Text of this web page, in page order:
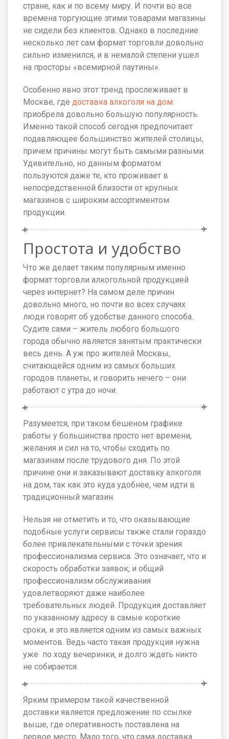
стране, как и по всему миру. И почти во все
времена торгующие этими товарами магазины
не сидели без клиентов. Однако в последние
несколько лет сам формат торговли довольно
сильно изменился, и в немалой степени ушел
на просторы «всемирной паутины».
Особенно явно этот тренд прослеживает в
Москве, где доставка алкоголя на дом
приобрела довольно большую популярность.
Именно такой способ сегодня предпочитает
подавляющее большинство жителей столицы,
причем причины могут быть самыми разными.
Удивительно, но данным форматом
пользуются даже те, кто проживает в
непосредственной близости от крупных
магазинов с широким ассортиментом
продукции.
Простота и удобство
Что же делает таким популярным именно
формат торговли алкогольной продукцией
через интернет? На самом деле причин
довольно много, но почти во всех случаях
люди говорят об удобстве данного способа.
Судите сами – житель любого большого
города обычно является занятым практически
весь день. А уж про жителей Москвы,
считающейся одним из самых больших
городов планеты, и говорить нечего – они
работают с утра до ночи.
Разумеется, при таком бешеном графике
работы у большинства просто нет времени,
желания и сил на то, чтобы сходить по
магазинам после трудового дня. По этой
причине они и заказывают доставку алкоголя
на дом, так как это куда удобнее, чем идти в
традиционный магазин.
Нельзя не отметить и то, что оказывающие
подобные услуги сервисы также стали гораздо
более привлекательными с точки зрения
профессионализма сервиса. Это означает, что и
скорость обработки заявок, и общий
профессионализм обслуживания
удовлетворяют даже наиболее
требовательных людей. Продукция доставляет
по указанному адресу в самые короткие
сроки, и это является одним из самых важных
моментов. Ведь часто такая продукция нужна
уже по ходу вечеринки, и долго ждать никто
не собирается.
Ярким примером такой качественной
доставки является предложение по ссылке
выше, где оперативность поставлена на
первое место. Мало того, что сама доставка